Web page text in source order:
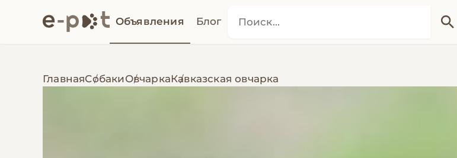
Объявления Блог
ГлавнаяСобакиОвчаркаКавказская овчарка